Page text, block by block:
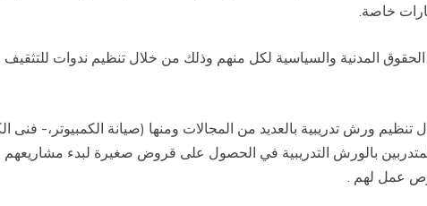
خاصة.
المدنية والسياسية لكل منهم وذلك من خلال تنظيم ندوات للتثقيف
ورش تدريبية بالعديد من المجالات ومنها (صيانة الكمبيوتر،- فنى
بالورش التدريبية في الحصول على قروض صغيرة لبدء مشاريعهم
عمل لهم .